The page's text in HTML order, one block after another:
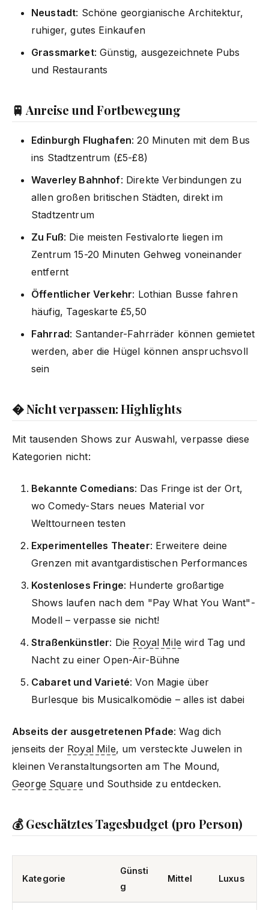
Neustadt: Schöne georgianische Architektur,
ruhiger, gutes Einkaufen
Grassmarket: Günstig, ausgezeichnete Pubs
und Restaurants
🚆 Anreise und Fortbewegung
Edinburgh Flughafen: 20 Minuten mit dem Bus
ins Stadtzentrum (£5-£8)
Waverley Bahnhof: Direkte Verbindungen zu
allen großen britischen Städten, direkt im
Stadtzentrum
Zu Fuß: Die meisten Festivalorte liegen im
Zentrum 15-20 Minuten Gehweg voneinander
entfernt
Öffentlicher Verkehr: Lothian Busse fahren
häufig, Tageskarte £5,50
Fahrrad: Santander-Fahrräder können gemietet
werden, aber die Hügel können anspruchsvoll
sein
� Nicht verpassen: Highlights
Mit tausenden Shows zur Auswahl, verpasse diese
Kategorien nicht:
Bekannte Comedians: Das Fringe ist der Ort,
wo Comedy-Stars neues Material vor
Welttourneen testen
Experimentelles Theater: Erweitere deine
Grenzen mit avantgardistischen Performances
Kostenloses Fringe: Hunderte großartige
Shows laufen nach dem "Pay What You Want"-
Modell – verpasse sie nicht!
Straßenkünstler: Die Royal Mile wird Tag und
Nacht zu einer Open-Air-Bühne
Cabaret und Varieté: Von Magie über
Burlesque bis Musicalkomödie – alles ist dabei
Abseits der ausgetretenen Pfade: Wag dich
jenseits der Royal Mile, um versteckte Juwelen in
kleinen Veranstaltungsorten am The Mound,
George Square und Southside zu entdecken.
💰 Geschätztes Tagesbudget (pro Person)
Kategorie
Günsti
g
Mittel Luxus